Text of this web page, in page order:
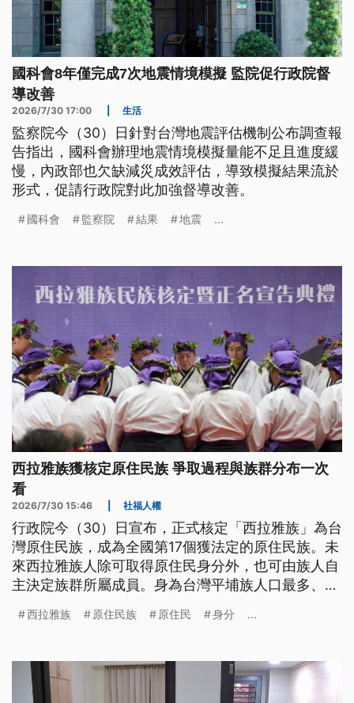
國科會8年僅完成7次地震情境模擬 監院促行政院督
導改善
2026/7/30 17:00 生活
監察院今（30）日針對台灣地震評估機制公布調查報
告指出，國科會辦理地震情境模擬量能不足且進度緩
慢，內政部也欠缺減災成效評估，導致模擬結果流於
形式，促請行政院對此加強督導改善。
國科會 監察院 結果 地震 ...
西拉雅族獲核定原住民族 爭取過程與族群分布一次
看
2026/7/30 15:46 社福人權
行政院今（30）日宣布，正式核定「西拉雅族」為台
灣原住民族，成為全國第17個獲法定的原住民族。未
來西拉雅族人除可取得原住民身分外，也可由族人自
主決定族群所屬成員。身為台灣平埔族人口最多、分
族？
西拉雅族 原住民族 原住民 身分 ...